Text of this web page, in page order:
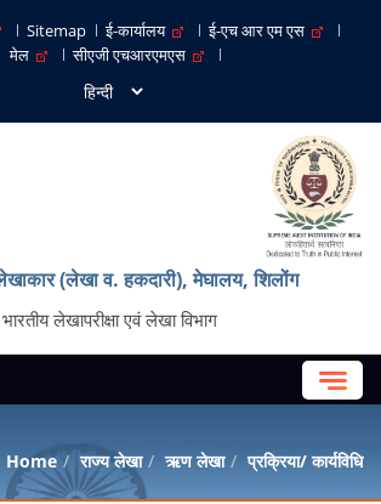
Sitemap ई-कार्यालय
ई-एच आर एम एस
मेल
सीएजी एचआरएमएस
(लेखा व. हकदारी), मेघालय, शिलोंग
भारतीय लेखापरीक्षा एवं लेखा विभाग
Home राज्य लेखा ऋण लेखा प्रक्रिया/ कार्यविधि